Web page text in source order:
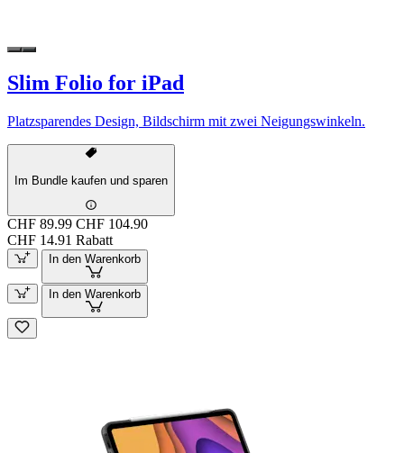
Slim Folio for iPad
Platzsparendes Design, Bildschirm mit zwei Neigungswinkeln.
Im Bundle kaufen und sparen
CHF 89.99 CHF 104.90
CHF 14.91 Rabatt
In den Warenkorb
In den Warenkorb